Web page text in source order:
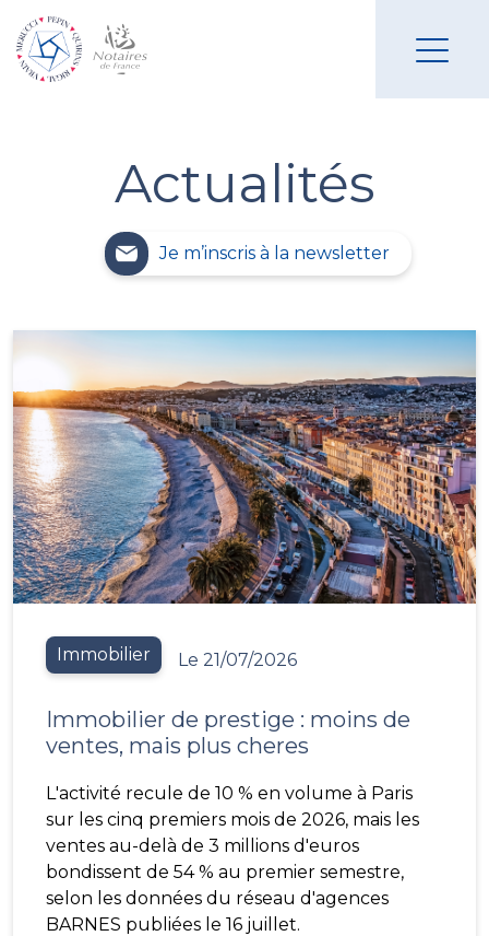
Actualités
Je m’inscris à la newsletter
Immobilier Le 21/07/2026
Immobilier de prestige : moins de
ventes, mais plus cheres
L'activité recule de 10 % en volume à Paris
sur les cinq premiers mois de 2026, mais les
ventes au-delà de 3 millions d'euros
bondissent de 54 % au premier semestre,
selon les données du réseau d'agences
BARNES publiées le 16 juillet.